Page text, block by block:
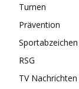
Turnen
Prävention
Sportabzeichen
RSG
TV Nachrichten